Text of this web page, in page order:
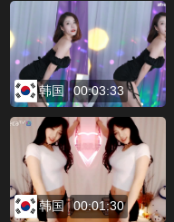
韩国 00:03:33
韩国 00:01:30